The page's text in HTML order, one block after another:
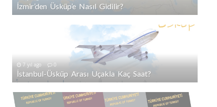
İzmir’den Üsküp’e Nasıl Gidilir?
7 yıl ago 0
İstanbul-Üsküp Arası Uçakla Kaç Saat?